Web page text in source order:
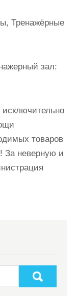
Тренажёрные
зал:
товаров
За неверную и